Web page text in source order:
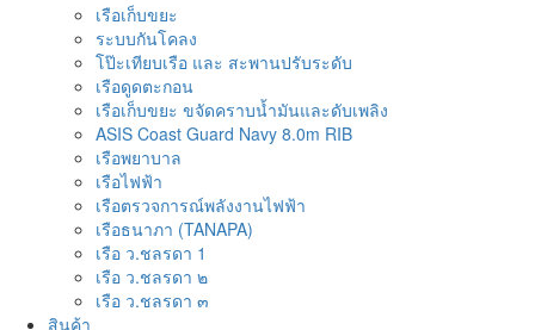
เรือเก็บขยะ
ระบบกันโคลง
โป๊ะเทียบเรือ และ สะพานปรับระดับ
เรือดูดตะกอน
เรือเก็บขยะ ขจัดคราบน้ำมันและดับเพลิง
ASIS Coast Guard Navy 8.0m RIB
เรือพยาบาล
เรือไฟฟ้า
เรือตรวจการณ์พลังงานไฟฟ้า
เรือธนาภา (TANAPA)
เรือ ว.ชลรดา 1
เรือ ว.ชลรดา ๒
เรือ ว.ชลรดา ๓
สินค้า